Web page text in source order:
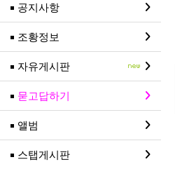
공지사항
조황정보
자유게시판
묻고답하기
앨범
스탭게시판